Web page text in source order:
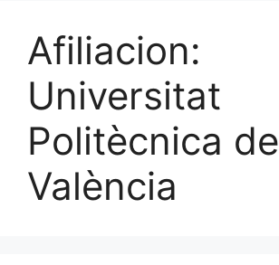
Afiliacion:
Universitat
Politècnica de
València